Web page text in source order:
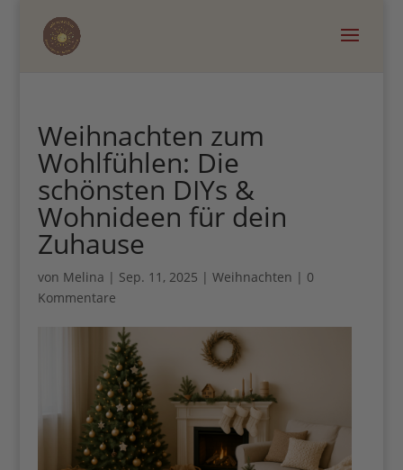
Weihnachten zum
Wohlfühlen: Die
schönsten DIYs &
Wohnideen für dein
Zuhause
von Melina | Sep. 11, 2025 | Weihnachten | 0
Kommentare
Hol dir dein 0€ Mama
Business Guide, wenn du
mehr Zeit mit deinem
Kind verbringen willst